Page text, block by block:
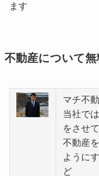
ます
不動産について
マチ不
当社で
をさせ
不動産
ように
ど